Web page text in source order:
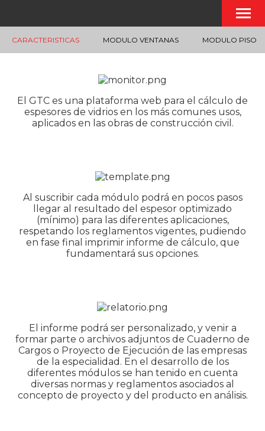
CARACTERISTICAS MODULO VENTANAS MODULO PISO
El GTC es una plataforma web para el cálculo de
espesores de vidrios en los más comunes usos,
aplicados en las obras de construcción civil.
Al suscribir cada módulo podrá en pocos pasos
llegar al resultado del espesor optimizado
(mínimo) para las diferentes aplicaciones,
respetando los reglamentos vigentes, pudiendo
en fase final imprimir informe de cálculo, que
fundamentará sus opciones.
El informe podrá ser personalizado, y venir a
formar parte o archivos adjuntos de Cuaderno de
Cargos o Proyecto de Ejecución de las empresas
de la especialidad. En el desarrollo de los
diferentes módulos se han tenido en cuenta
diversas normas y reglamentos asociados al
concepto de proyecto y del producto en análisis.